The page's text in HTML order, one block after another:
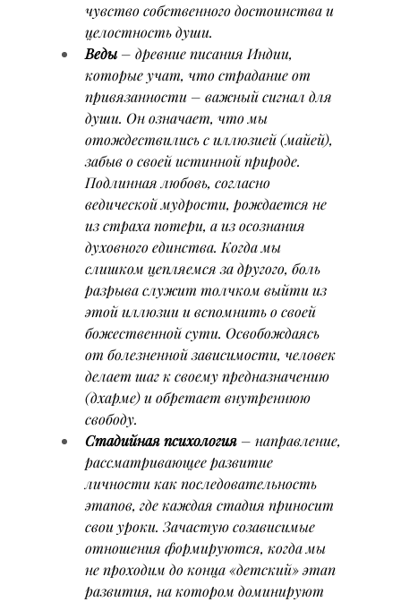
чувство собственного достоинства и
целостность души.
Веды – древние писания Индии,
которые учат, что страдание от
привязанности – важный сигнал для
души. Он означает, что мы
отождествились с иллюзией (майей),
забыв о своей истинной природе.
Подлинная любовь, согласно
ведической мудрости, рождается не
из страха потери, а из осознания
духовного единства. Когда мы
слишком цепляемся за другого, боль
разрыва служит толчком выйти из
этой иллюзии и вспомнить о своей
божественной сути. Освобождаясь
от болезненной зависимости, человек
делает шаг к своему предназначению
(дхарме) и обретает внутреннюю
свободу.
Стадийная психология – направление,
рассматривающее развитие
личности как последовательность
этапов, где каждая стадия приносит
свои уроки. Зачастую созависимые
отношения формируются, когда мы
не проходим до конца «детский» этап
развития, на котором доминируют